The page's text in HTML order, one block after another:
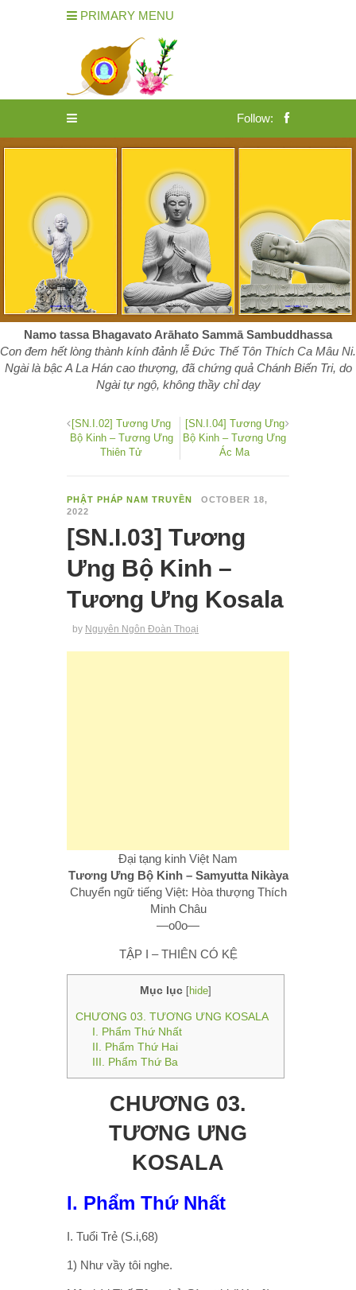
PRIMARY MENU
Follow:
Namo tassa Bhagavato Arāhato Sammā Sambuddhassa
Con đem hết lòng thành kính đảnh lễ Đức Thế Tôn Thích Ca Mâu Ni.
Ngài là bậc A La Hán cao thượng, đã chứng quả Chánh Biến Tri, do
Ngài tự ngộ, không thầy chỉ dạy
[SN.I.02] Tương Ưng
Bộ Kinh – Tương Ưng
Thiên Tử
[SN.I.04] Tương Ưng
Bộ Kinh – Tương Ưng
Ác Ma
PHẬT PHÁP NAM TRUYỀN
OCTOBER 18,
2022
[SN.I.03] Tương
Ưng Bộ Kinh –
Tương Ưng Kosala
by Nguyên Ngôn Đoàn Thoại
Đại tạng kinh Việt Nam
Tương Ưng Bộ Kinh – Samyutta Nikàya
Chuyển ngữ tiếng Việt: Hòa thượng Thích
Minh Châu
—o0o—
TẬP I – THIÊN CÓ KỆ
Mục lục [hide]
CHƯƠNG 03. TƯƠNG ƯNG KOSALA
I. Phẩm Thứ Nhất
II. Phẩm Thứ Hai
III. Phẩm Thứ Ba
CHƯƠNG 03.
TƯƠNG ƯNG
KOSALA
I. Phẩm Thứ Nhất
I. Tuổi Trẻ (S.i,68)
1) Như vầy tôi nghe.